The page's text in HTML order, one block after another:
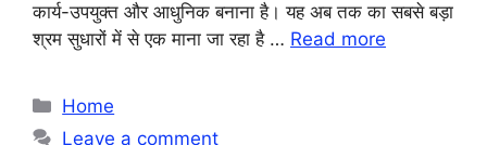
कार्य-उपयुक्त और आधुनिक बनाना है। यह अब तक का सबसे बड़ा
श्रम सुधारों में से एक माना जा रहा है … Read more
Categories
Home
Leave a comment